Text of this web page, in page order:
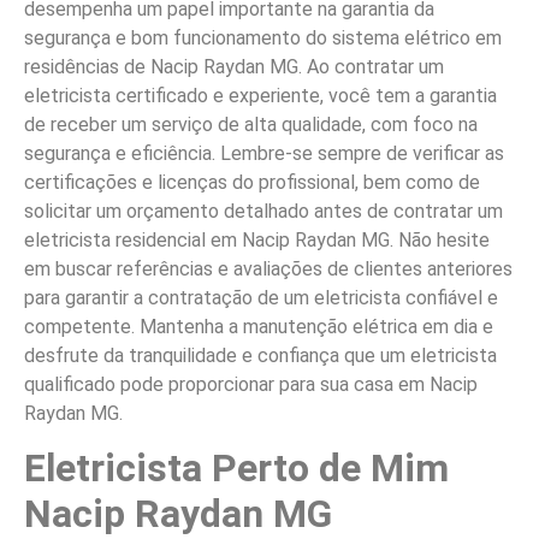
desempenha um papel importante na garantia da
segurança e bom funcionamento do sistema elétrico em
residências de Nacip Raydan MG. Ao contratar um
eletricista certificado e experiente, você tem a garantia
de receber um serviço de alta qualidade, com foco na
segurança e eficiência. Lembre-se sempre de verificar as
certificações e licenças do profissional, bem como de
solicitar um orçamento detalhado antes de contratar um
eletricista residencial em Nacip Raydan MG. Não hesite
em buscar referências e avaliações de clientes anteriores
para garantir a contratação de um eletricista confiável e
competente. Mantenha a manutenção elétrica em dia e
desfrute da tranquilidade e confiança que um eletricista
qualificado pode proporcionar para sua casa em Nacip
Raydan MG.
Eletricista Perto de Mim
Nacip Raydan MG